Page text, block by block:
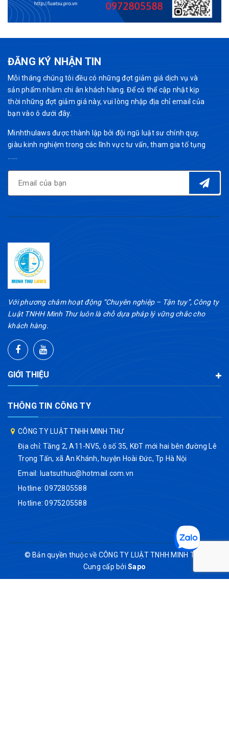
ĐĂNG KÝ NHẬN TIN
Mỗi tháng chúng tôi đều có những đợt giảm giá dịch vụ và
sản phẩm nhằm chi ân khách hàng. Để có thể cập nhật kịp
thời những đợt giảm giá này, vui lòng nhập địa chỉ email của
bạn vào ô dưới đây.
Minhthulaws được thành lập bởi đội ngũ luật sư chính quy,
giàu kinh nghiệm trong các lĩnh vực tư vấn, tham gia tố tụng
Với phương châm hoạt động “Chuyên nghiệp – Tận tụy”, Công ty
Luật TNHH Minh Thư luôn là chỗ dựa pháp lý vững chắc cho
khách hàng.
GIỚI THIỆU
THÔNG TIN CÔNG TY
CÔNG TY LUẬT TNHH MINH THƯ
Địa chỉ: Tầng 2, A11-NV5, ô số 35, KĐT mới hai bên đường Lê
Trọng Tấn, xã An Khánh, huyện Hoài Đức, Tp Hà Nội
Email: luatsuthuc@hotmail.com.vn
Hotline:0972805588
Hotline:0975205588
© Bản quyền thuộc về CÔNG TY LUẬT TNHH MINH THƯ
Cung cấp bởiSapo